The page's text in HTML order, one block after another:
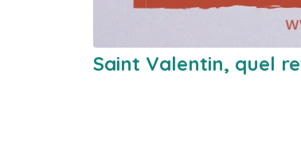
Saint Valentin, quel